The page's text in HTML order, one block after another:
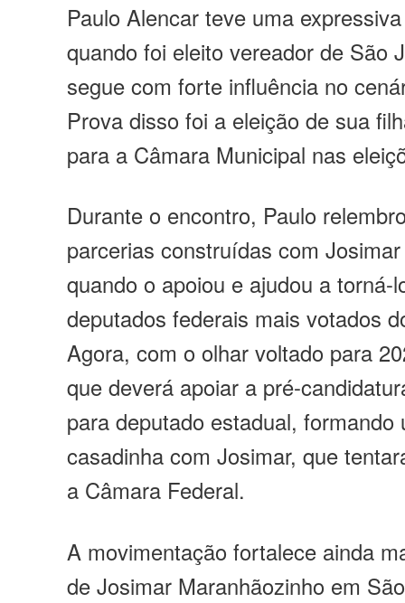
Paulo Alencar teve uma
quando foi eleito vereador de São
segue com forte influência no
Prova disso foi a eleição de sua
para a Câmara Municipal nas
Durante o encontro, Paulo
parcerias construídas com
quando o apoiou e ajudou a torná-
deputados federais mais votados
Agora, com o olhar voltado para
que deverá apoiar a pré-
para deputado estadual, formando
casadinha com Josimar, que
a Câmara Federal.
A movimentação fortalece ainda
de Josimar Maranhãozinho em